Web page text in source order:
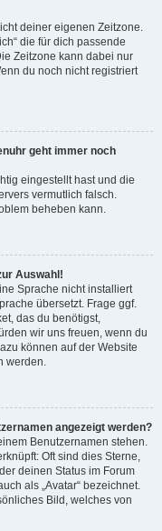
deiner eigenen Zeitzone.
die für dich passende
Zeitzone kann dabei nur
du noch nicht registriert
geht immer noch
eingestellt hast und die
vermutlich falsch.
beheben kann.
Auswahl!
Sprache nicht installiert
übersetzt. Frage ggf.
das du benötigst,
wir uns freuen, wenn du
können auf der Website
werden.
angezeigt werden?
Benutzernamen stehen.
Oft sind dies Sterne,
deinen Status im Forum
als „Avatar“ bezeichnet.
Bild, welches von